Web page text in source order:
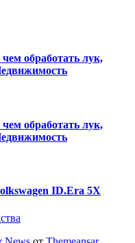
обработать лук,
обработать лук,
ID.Era 5X